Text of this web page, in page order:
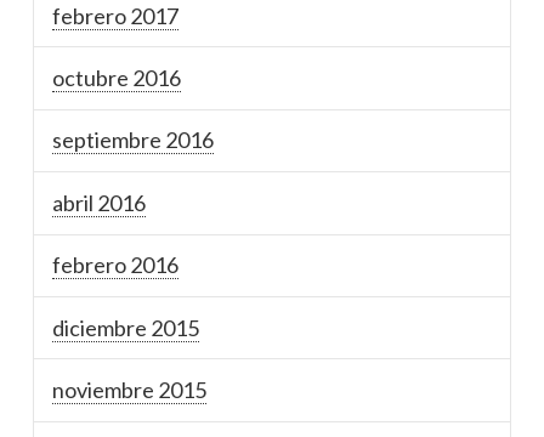
febrero 2017
octubre 2016
septiembre 2016
abril 2016
febrero 2016
diciembre 2015
noviembre 2015